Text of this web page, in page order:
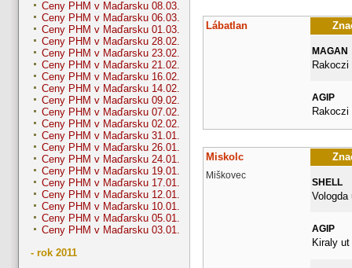
Ceny PHM v Maďarsku 08.03.
Ceny PHM v Maďarsku 06.03.
Ceny PHM v Maďarsku 01.03.
Ceny PHM v Maďarsku 28.02.
Ceny PHM v Maďarsku 23.02.
Ceny PHM v Maďarsku 21.02.
Ceny PHM v Maďarsku 16.02.
Ceny PHM v Maďarsku 14.02.
Ceny PHM v Maďarsku 09.02.
Ceny PHM v Maďarsku 07.02.
Ceny PHM v Maďarsku 02.02.
Ceny PHM v Maďarsku 31.01.
Ceny PHM v Maďarsku 26.01.
Ceny PHM v Maďarsku 24.01.
Ceny PHM v Maďarsku 19.01.
Ceny PHM v Maďarsku 17.01.
Ceny PHM v Maďarsku 12.01.
Ceny PHM v Maďarsku 10.01.
Ceny PHM v Maďarsku 05.01.
Ceny PHM v Maďarsku 03.01.
- rok 2011
Lábatlan
MAGAN
Rakoczi
AGIP
Rakoczi
Miskolc
Miškovec
SHELL
Vologda
AGIP
Kiraly ut